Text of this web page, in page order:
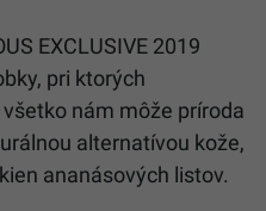
EXCLUSIVE 2019
pri ktorých
nám môže príroda
alternatívou kože,
ananásových listov.